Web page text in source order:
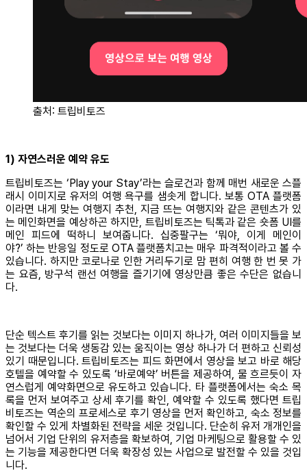
출처: 트립비토즈
1) 자연스러운 예약 유도
트립비토즈는 ‘Play your Stay’라는 슬로건과 함께 매번 새로운 스플
래시 이미지로 유저의 여행 욕구를 샘솟게 합니다. 보통 OTA 플랫폼
이라면 내게 맞는 여행지 추천, 지금 뜨는 여행지와 같은 콘텐츠가 있
는 메인화면을 예상하곤 하지만, 트립비토즈는 틱톡과 같은 숏폼 UI를
메인 피드에 떡하니 보여줍니다. 십중팔구는 ‘뭐야, 이게 메인이
야?’ 하는 반응일 정도로 OTA 플랫폼치고는 매우 파격적이라고 볼 수
있습니다. 하지만 코로나로 인한 거리두기로 맘 편히 여행 한 번 못 가
는 요즘, 방구석 랜선 여행을 즐기기에 영상만큼 좋은 수단은 없습니
다.
단순 텍스트 후기를 읽는 것보다는 이미지 하나가, 여러 이미지들을 보
는 것보다는 더욱 생동감 있는 움직이는 영상 하나가 더 편하고 신뢰성
있기 때문입니다. 트립비토즈는 피드 화면에서 영상을 보고 바로 해당
호텔을 예약할 수 있도록 ‘바로예약’ 버튼을 제공하여, 물 흐르듯이 자
연스럽게 예약화면으로 유도하고 있습니다. 타 플랫폼에서는 숙소 목
록을 먼저 보여주고 상세 후기를 확인, 예약할 수 있도록 했다면 트립
비토즈는 역순의 프로세스로 후기 영상을 먼저 확인하고, 숙소 정보를
확인할 수 있게 차별화된 전략을 세운 것입니다. 단순히 유저 개개인을
넘어서 기업 단위의 유저층을 확보하여, 기업 마케팅으로 활용할 수 있
는 기능을 제공한다면 더욱 확장성 있는 사업으로 발전할 수 있을 것입
니다.